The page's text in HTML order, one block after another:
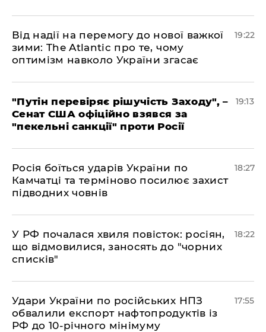
​Від надії на перемогу до нової важкої
зими: The Atlantic про те, чому
оптимізм навколо України згасає
19:22
​"Путін перевіряє рішучість Заходу", –
Сенат США офіційно взявся за
"пекельні санкції" проти Росії
19:13
​Росія боїться ударів України по
Камчатці та терміново посилює захист
підводних човнів
18:27
​У РФ почалася хвиля повісток: росіян,
що відмовилися, заносять до "чорних
списків"
18:22
​Удари України по російських НПЗ
обвалили експорт нафтопродуктів із
РФ до 10-річного мінімуму
17:55